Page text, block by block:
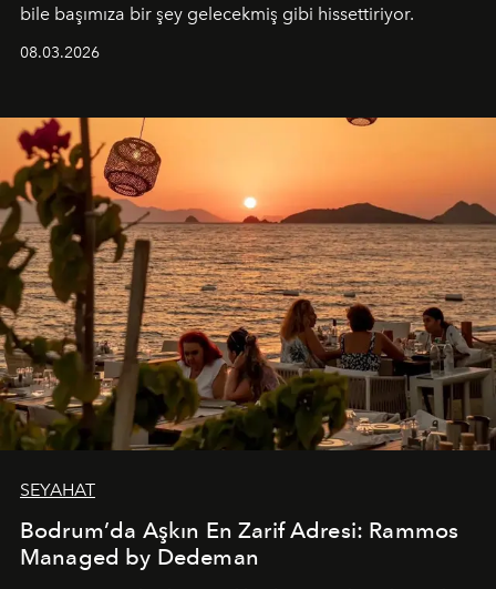
bile başımıza bir şey gelecekmiş gibi hissettiriyor.
08.03.2026
SEYAHAT
Bodrum’da Aşkın En Zarif Adresi: Rammos
Managed by Dedeman